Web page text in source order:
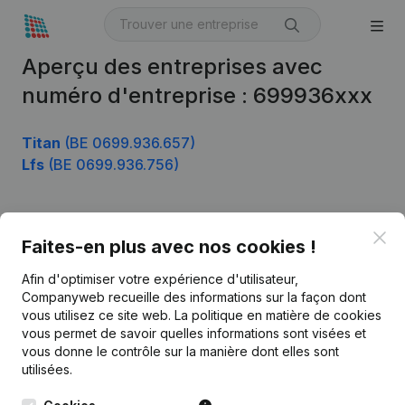
Aperçu des entreprises avec
numéro d'entreprise : 699936xxx
Titan (BE 0699.936.657)
Lfs (BE 0699.936.756)
Faites-en plus avec nos cookies !
Afin d'optimiser votre expérience d'utilisateur,
Companyweb recueille des informations sur la façon dont
vous utilisez ce site web. La politique en matière de cookies
vous permet de savoir quelles informations sont visées et
vous donne le contrôle sur la manière dont elles sont
utilisées.
Français
Kantorenpark Everest
248D,
Monitoring
Recherche internationale